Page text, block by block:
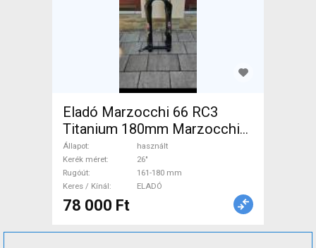
Eladó Marzocchi 66 RC3
Titanium 180mm Marzocchi
66 RC3 Ti Mountain Bike
Alkatrész, MTB Villa /
Rugóstag villa 26" 161-180
mm használt ELADÓ
Állapot
használt
Kerék méret
26"
Rugóút
161-180 mm
Keres / Kínál
ELADÓ
78 000 Ft